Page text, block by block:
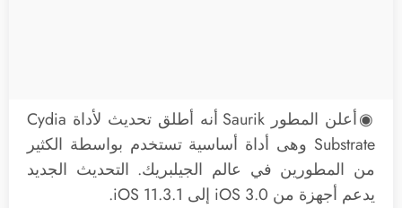
◉أعلن المطور Saurik أنه أطلق تحديث لأداة Cydia
Substrate وهى أداة أساسية تستخدم بواسطة الكثير
من المطورين في عالم الجيلبريك. التحديث الجديد
يدعم أجهزة من iOS 3.0 إلى iOS 11.3.1.